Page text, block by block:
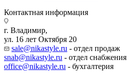
Контактная информация
г. Владимир,
ул. 16 лет Октября 20
sale@nikastyle.ru - отдел продаж
snab@nikastyle.ru - отдел снабжения
office@nikastyle.ru - бухгалтерия